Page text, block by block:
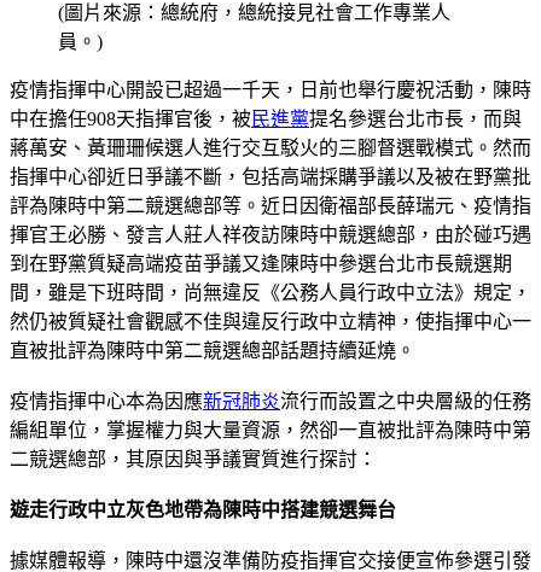
(圖片來源：總統府，總統接見社會工作專業人
員。)
疫情指揮中心開設已超過一千天，日前也舉行慶祝活動，陳時
中在擔任908天指揮官後，被民進黨提名參選台北市長，而與
蔣萬安、黃珊珊候選人進行交互駁火的三腳督選戰模式。然而
指揮中心卻近日爭議不斷，包括高端採購爭議以及被在野黨批
評為陳時中第二競選總部等。近日因衛福部長薛瑞元、疫情指
揮官王必勝、發言人莊人祥夜訪陳時中競選總部，由於碰巧遇
到在野黨質疑高端疫苗爭議又逢陳時中參選台北市長競選期
間，雖是下班時間，尚無違反《公務人員行政中立法》規定，
然仍被質疑社會觀感不佳與違反行政中立精神，使指揮中心一
直被批評為陳時中第二競選總部話題持續延燒。
疫情指揮中心本為因應新冠肺炎流行而設置之中央層級的任務
編組單位，掌握權力與大量資源，然卻一直被批評為陳時中第
二競選總部，其原因與爭議實質進行探討：
遊走行政中立灰色地帶為陳時中搭建競選舞台
據媒體報導，陳時中還沒準備防疫指揮官交接便宣佈參選引發